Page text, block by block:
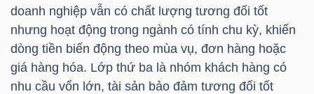
doanh nghiệp vẫn có chất lượng tương đối tốt
nhưng hoạt động trong ngành có tính chu kỳ, khiến
dòng tiền biến động theo mùa vụ, đơn hàng hoặc
giá hàng hóa. Lớp thứ ba là nhóm khách hàng có
nhu cầu vốn lớn, tài sản bảo đảm tương đối tốt
TIỆN
ÍCH